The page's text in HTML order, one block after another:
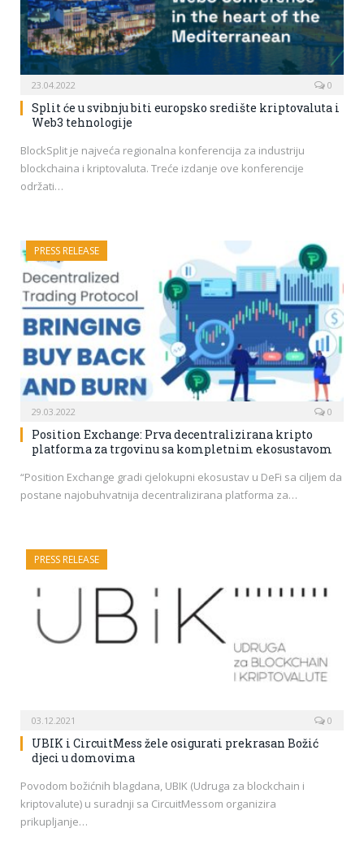
23.04.2022 0
Split će u svibnju biti europsko središte kriptovaluta i
Web3 tehnologije
BlockSplit je najveća regionalna konferencija za industriju
blockchaina i kriptovaluta. Treće izdanje ove konferencije
održati…
PRESS RELEASE
29.03.2022 0
Position Exchange: Prva decentralizirana kripto
platforma za trgovinu sa kompletnim ekosustavom
“Position Exchange gradi cjelokupni ekosustav u DeFi sa ciljem da
postane najobuhvatnija decentralizirana platforma za…
PRESS RELEASE
03.12.2021 0
UBIK i CircuitMess žele osigurati prekrasan Božić
djeci u domovima
Povodom božićnih blagdana, UBIK (Udruga za blockchain i
kriptovalute) u suradnji sa CircuitMessom organizira
prikupljanje…